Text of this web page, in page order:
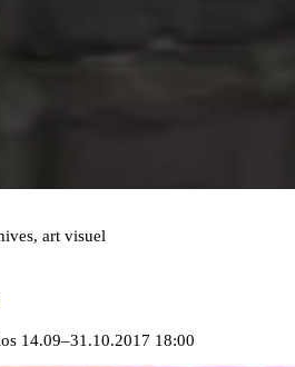
art visuel
14.09–31.10.2017 18:00